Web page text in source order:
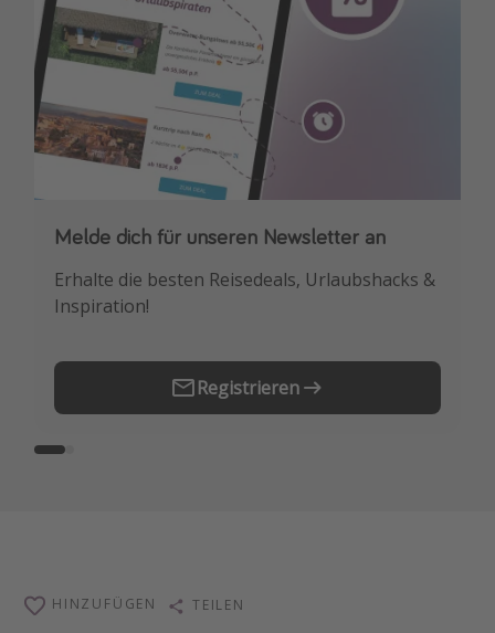
Silvesterreisen
Last Minute Urlaub Mallorca
Last Minute Urlaub Deutschland
Melde dich für unseren Newsletter an
Erhalte die besten Reisedeals, Urlaubshacks &
Inspiration!
Registrieren
Downloade unsere App
Buche die besten Reiseschnäppchen als
Erstes.
HINZUFÜGEN TEILEN